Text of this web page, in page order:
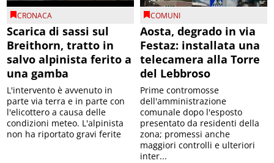
CRONACA
Scarica di sassi sul
Breithorn, tratto in
salvo alpinista ferito a
una gamba
L'intervento è avvenuto in
parte via terra e in parte con
l'elicottero a causa delle
condizioni meteo. L'alpinista
non ha riportato gravi ferite
COMUNI
Aosta, degrado in via
Festaz: installata una
telecamera alla Torre
del Lebbroso
Prime contromosse
dell'amministrazione
comunale dopo l'esposto
presentato da residenti della
zona; promessi anche
maggiori controlli e ulteriori
inter...